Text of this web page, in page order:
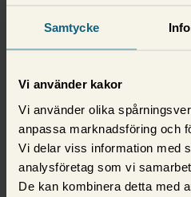
Samtycke
Vi använder kakor
Vi använder olika
anpassa marknadsföring och
Vi delar viss information med
analysföretag som vi
De kan kombinera detta med
Medelklass - vad
tillhör den?
Din inkomst, ditt yrke
grundläggande för att